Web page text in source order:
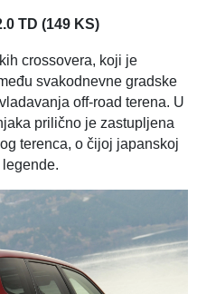
TD (149 KS)
crossovera, koji je
svakodnevne gradske
off-road terena. U
prilično je zastupljena
terenca, o čijoj japanskoj
legende.